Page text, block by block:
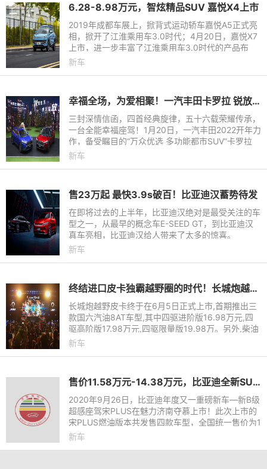
​6.28-8.98万元，智炫精品SUV 嘉悦X4上市
2019年成都车展上，掀背式运动轿车嘉悦A5正式亮
相，掀开了江淮乘用车3.0时代；4月20日，嘉悦X7
上市，进一步丰富了江淮乘用车3.0时代的产品布
局。6月27日，江淮乘用车3.0时代首款小型SUV
新车
幸福全场，为爱相聚！一汽丰田卡罗拉 锐放耀世登场
三封深情信函，四首经典旋律，五十六载荣耀传承，
一台全能幸福座驾！1月20日，一汽丰田2022开年力
作，备受瞩目的“万众优选 多功能都市SUV”卡罗拉
锐放耀世登场，此次新车共推出5款车型，售价12.9
新车
售23万起 最快3.9s破百！比亚迪汉蓄势待发
在即将过去的上半年，比亚迪汉绝对是最受关注的车
型之一，从最早的概念车E-SEED GT，到比亚迪汉
真车亮相，比亚迪汉给人带来了太多的惊喜。
新车
终结进口皮卡独霸越野圈的时代！长城炮越野皮卡上市16.98万-19.98万
长城炮越野皮卡终于在6月5日正式上市,首期推出三
款国六汽油8AT车型,其中四驱进阶版16.98万元,四
驱高阶版17.98万元,四驱限量版19.98万。另外,柴油
版车型将于7月上市。
新车
售价11.58万元-14.38万元，比亚迪全新SUV宋PLUS超感上市
2020年9月26日，比亚迪年度又一重磅新车—新B级
超感座驾宋PLUS在魅力济南夺慕上市！此次上市的
宋PLUS燃油版本共发售四款车型，全国统一售价为1
1.58万元-14.38万元，同时带来“感享焕新、感享无
新车